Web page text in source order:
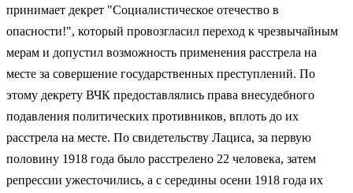
принимает декрет "Социалистическое отечество в
опасности!", который провозгласил переход к чрезвычайным
мерам и допустил возможность применения расстрела на
месте за совершение государственных преступлений. По
этому декрету ВЧК предоставлялись права внесудебного
подавления политических противников, вплоть до их
расстрела на месте. По свидетельству Лациса, за первую
половину 1918 года было расстрелено 22 человека, затем
репрессии ужесточились, а с середины осени 1918 года их